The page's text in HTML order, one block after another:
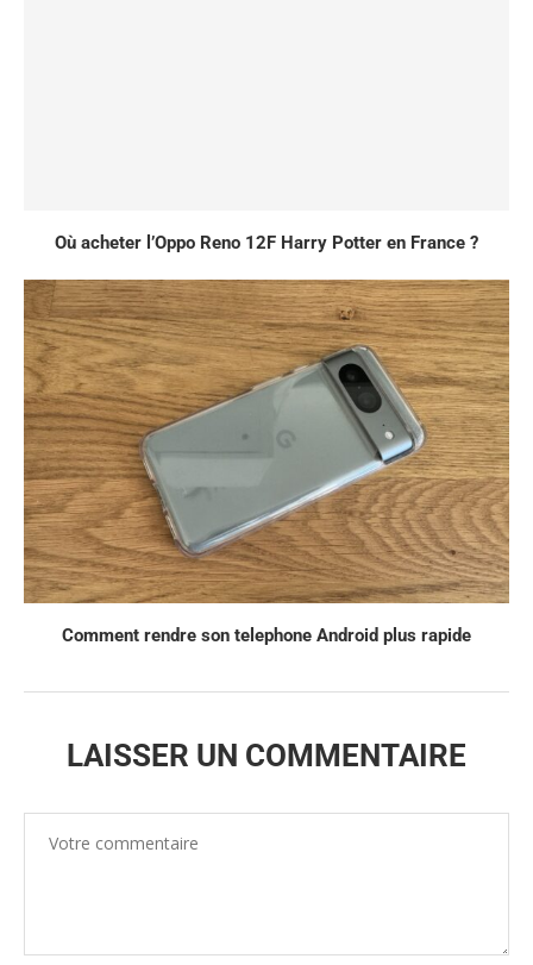
Où acheter l’Oppo Reno 12F Harry Potter en France ?
Comment rendre son telephone Android plus rapide
LAISSER UN COMMENTAIRE